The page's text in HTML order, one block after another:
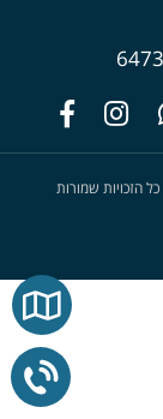
כל הזכויות שמורות